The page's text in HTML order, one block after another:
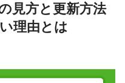
見方と更新方法
理由とは